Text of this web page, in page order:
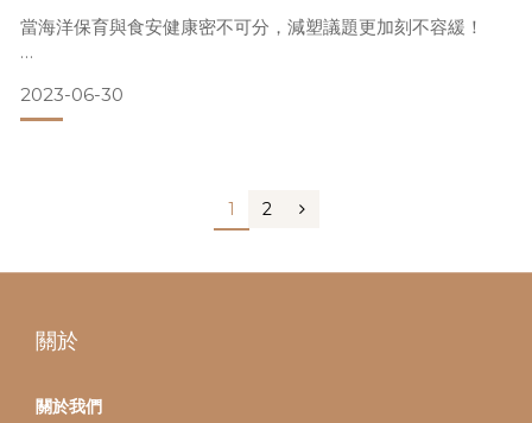
當海洋保育與食安健康密不可分，減塑議題更加刻不容緩！
的緊密關係，海生環境的好壞更在我們的日常中造成深遠的影
響。隨著近年外帶、外送的新生活型態興起，因消費、購物帶
不僅導致海洋生物誤食塑膠垃圾致死的新聞屢見不鮮，長年下
文化，更讓國人平均一年就將
2023-06-30
1 2
關於
關於我們